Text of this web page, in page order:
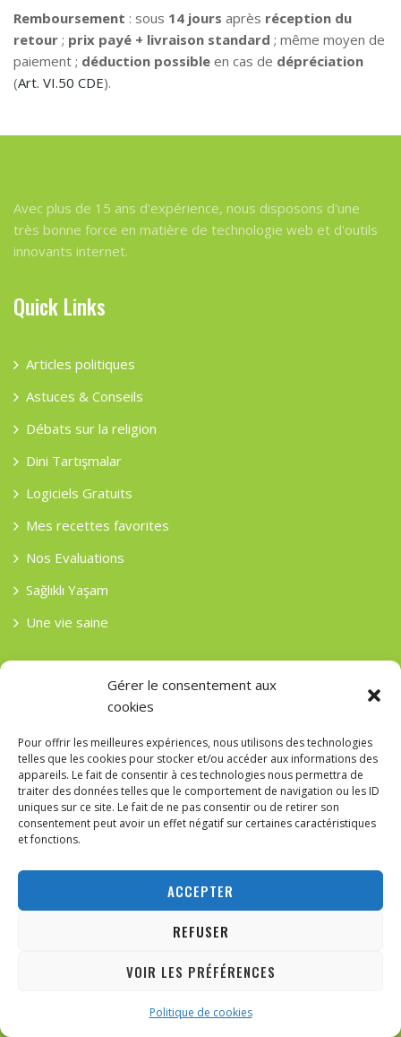
Gérer le consentement aux
cookies
Pour offrir les meilleures expériences, nous utilisons des technologies
telles que les cookies pour stocker et/ou accéder aux informations des
appareils. Le fait de consentir à ces technologies nous permettra de
traiter des données telles que le comportement de navigation ou les ID
uniques sur ce site. Le fait de ne pas consentir ou de retirer son
consentement peut avoir un effet négatif sur certaines caractéristiques
et fonctions.
ACCEPTER
REFUSER
VOIR LES PRÉFÉRENCES
Politique de cookies
Remboursement : sous 14 jours après réception du
retour ; prix payé + livraison standard ; même moyen de
paiement ; déduction possible en cas de dépréciation
(Art. VI.50 CDE).
Avec plus de 15 ans d'expérience, nous disposons d'une
très bonne force en matière de technologie web et d'outils
innovants internet.
Quick Links
Articles politiques
Astuces & Conseils
Débats sur la religion
Dini Tartışmalar
Logiciels Gratuits
Mes recettes favorites
Nos Evaluations
Sağlıklı Yaşam
Une vie saine
Recent Posts
11 mai 2026
LA CONSCIENCE DE LA BELGIQUE EST-ELLE À VENDRE À
ANKARA ?
20 mars 2026
LE BIOS
30 novembre 2025
DE NICÉE À CONSTANTINOPLE : L’HÉRITAGE MONOTHÉISTE